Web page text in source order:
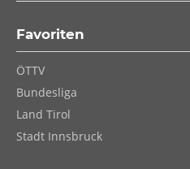
Favoriten
Navigation
überspringen
ÖTTV
Bundesliga
Land Tirol
Stadt Innsbruck